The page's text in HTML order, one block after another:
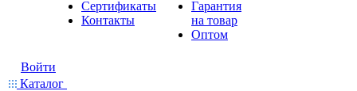
Сертификаты
Контакты
Гарантия
на товар
Оптом
Войти
Каталог